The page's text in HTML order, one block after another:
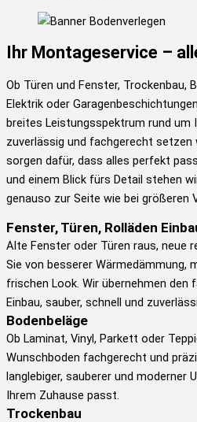
Ihr Montageservice –
Ob Türen und Fenster, Trockenbau,
Elektrik oder
breites Leistungsspektrum rund um
zuverlässig und fachgerecht setzen
sorgen dafür, dass alles perfekt
und einem Blick fürs Detail stehen
genauso zur Seite wie bei größeren
Fenster, Türen, Rolläden
Alte Fenster oder Türen raus, neue
Sie von besserer Wärmedämmung,
frischen Look. Wir übernehmen den
Einbau, sauber, schnell und
Bodenbeläge
Ob Laminat, Vinyl, Parkett oder
Wunschboden fachgerecht und
langlebiger, sauberer und moderner
Ihrem Zuhause passt.
Trockenbau